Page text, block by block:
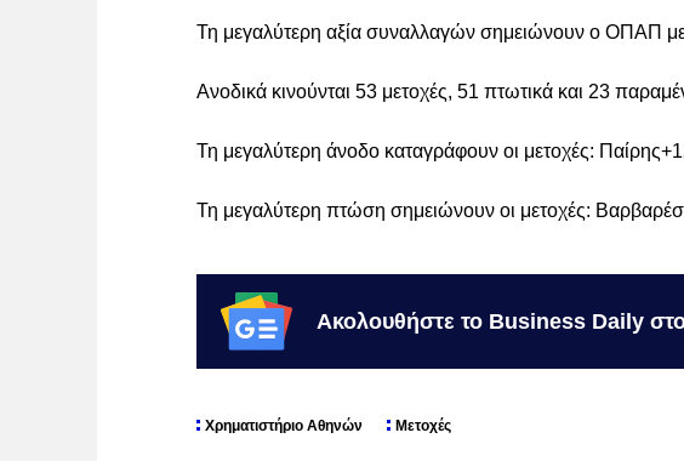
Τη μεγαλύτερη αξία συναλλαγών σημειώνουν ο ΟΠΑΠ
Ανοδικά κινούνται 53 μετοχές, 51 πτωτικά και 23
Τη μεγαλύτερη άνοδο καταγράφουν οι μετοχές:
Τη μεγαλύτερη πτώση σημειώνουν οι μετοχές:
Ακολουθήστε το Business Daily
Χρηματιστήριο Αθηνών Μετοχές